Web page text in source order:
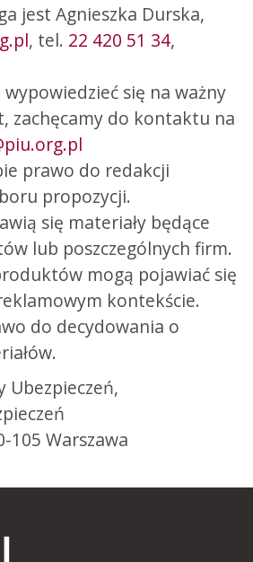
jest Agnieszka Durska,
, tel. 22 420 51 34,
wypowiedzieć się na ważny
zachęcamy do kontaktu na
prawo do redakcji
propozycji.
się materiały będące
lub poszczególnych firm.
mogą pojawiać się
kontekście.
do decydowania o
Ubezpieczeń,
105 Warszawa